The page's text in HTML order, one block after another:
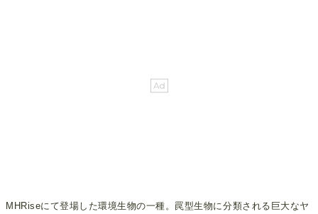
MHRiseにて登場した環境生物の一種。罠型生物に分類される巨大なヤ